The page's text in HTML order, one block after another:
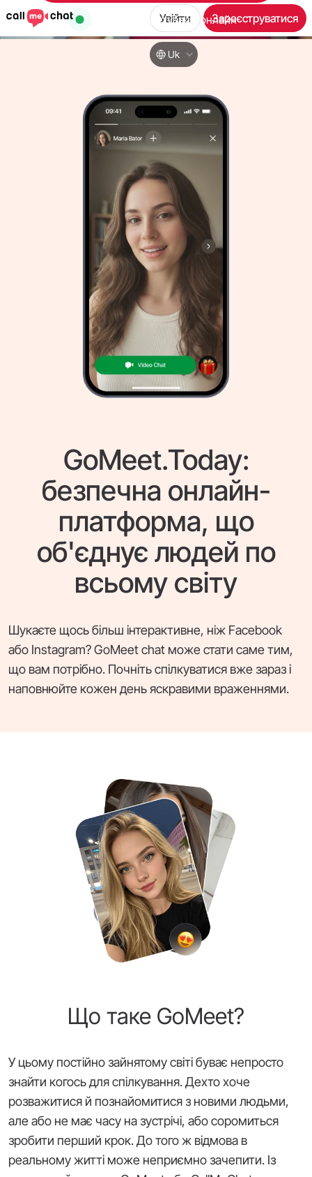
Uk
Увійти Зареєструватися
користувачів онлайн
GoMeet.Today:
безпечна онлайн-
платформа, що
об'єднує людей по
всьому світу
Шукаєте щось більш інтерактивне, ніж Facebook
або Instagram? GoMeet chat може стати саме тим,
що вам потрібно. Почніть спілкуватися вже зараз і
наповнюйте кожен день яскравими враженнями.
Що таке GoMeet?
У цьому постійно зайнятому світі буває непросто
знайти когось для спілкування. Дехто хоче
розважитися й познайомитися з новими людьми,
але або не має часу на зустрічі, або соромиться
зробити перший крок. До того ж відмова в
реальному житті може неприємно зачепити. Із